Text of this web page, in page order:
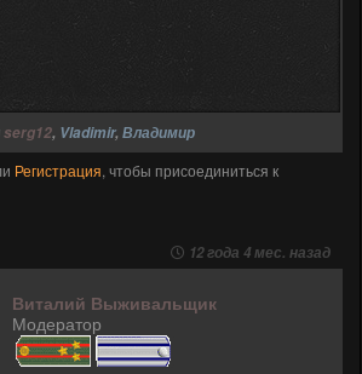
serg12, Vladimir, Владимир
Регистрация, чтобы присоединиться к
12 года 4 мес. назад
Виталий Выживальщик
Модератор